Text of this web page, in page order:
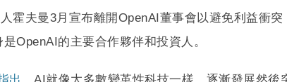
霍夫曼3月宣布離開OpenAI董事會以避免利益衝
OpenAI的主要合作夥伴和投資人。
出 ，AI就像大多數變革性科技一樣、逐漸發展然